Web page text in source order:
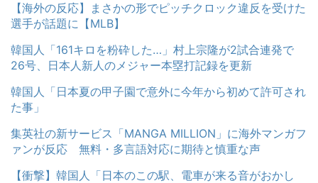
【海外の反応】まさかの形でピッチクロック違反を受けた
選手が話題に【MLB】
韓国人「161キロを粉砕した…」村上宗隆が2試合連発で
26号、日本人新人のメジャー本塁打記録を更新
韓国人「日本夏の甲子園で意外に今年から初めて許可され
た事」
集英社の新サービス「MANGA MILLION」に海外マンガフ
ァンが反応 無料・多言語対応に期待と慎重な声
【衝撃】韓国人「日本のこの駅、電車が来る音がおかし